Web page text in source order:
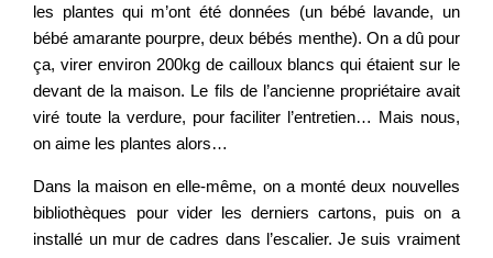
les plantes qui m’ont été données (un bébé lavande, un
bébé amarante pourpre, deux bébés menthe). On a dû pour
ça, virer environ 200kg de cailloux blancs qui étaient sur le
devant de la maison. Le fils de l’ancienne propriétaire avait
viré toute la verdure, pour faciliter l’entretien… Mais nous,
on aime les plantes alors…
Dans la maison en elle-même, on a monté deux nouvelles
bibliothèques pour vider les derniers cartons, puis on a
installé un mur de cadres dans l’escalier. Je suis vraiment